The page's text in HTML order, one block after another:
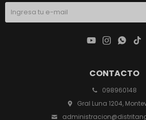
CONTACTO
098960148
Gral Luna 1204,
   